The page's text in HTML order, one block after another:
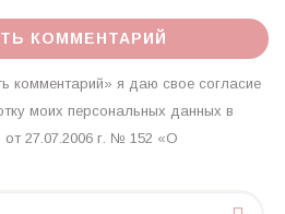
комментарий» я даю свое согласие
моих персональных данных в
от 27.07.2006 г. № 152 «О